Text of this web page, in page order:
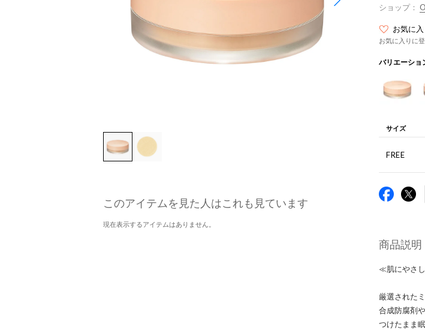
このアイテムを見た人はこれも見ています
現在表示するアイテムはありません。
ショップ：
お気に
お気に入りに
バリエーショ
サイズ
FREE
商品説明
≪肌にやさ
厳選された
合成防腐剤
つけたまま